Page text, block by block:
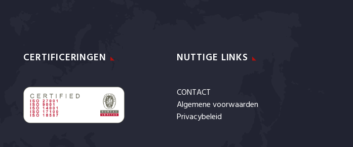
CERTIFICERINGEN NUTTIGE LINKS
CONTACT
Algemene voorwaarden
Privacybeleid